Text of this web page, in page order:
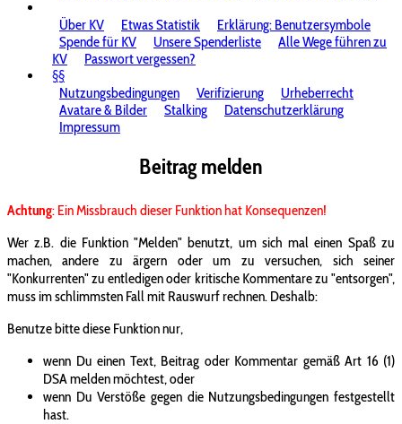
Über KV
Etwas Statistik
Erklärung: Benutzersymbole
Spende für KV
Unsere Spenderliste
Alle Wege führen zu
KV
Passwort vergessen?
§§
Nutzungsbedingungen
Verifizierung
Urheberrecht
Avatare & Bilder
Stalking
Datenschutzerklärung
Impressum
Beitrag melden
Achtung: Ein Missbrauch dieser Funktion hat Konsequenzen!
Wer z.B. die Funktion "Melden" benutzt, um sich mal einen Spaß zu
machen, andere zu ärgern oder um zu versuchen, sich seiner
"Konkurrenten" zu entledigen oder kritische Kommentare zu "entsorgen",
muss im schlimmsten Fall mit Rauswurf rechnen. Deshalb:
Benutze bitte diese Funktion nur,
wenn Du einen Text, Beitrag oder Kommentar gemäß Art 16 (1)
DSA melden möchtest, oder
wenn Du Verstöße gegen die Nutzungsbedingungen festgestellt
hast.